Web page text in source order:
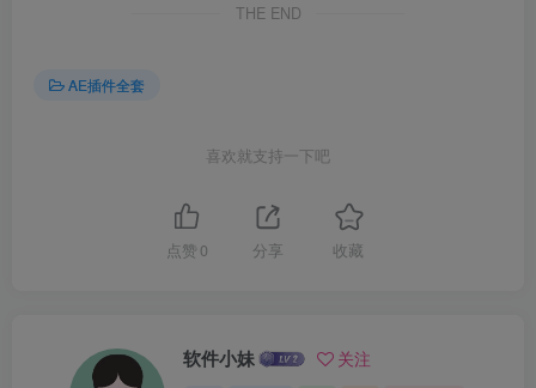
THE END
AE插件全套
喜欢就支持一下吧
点赞 0 分享 收藏
软件小妹 关注